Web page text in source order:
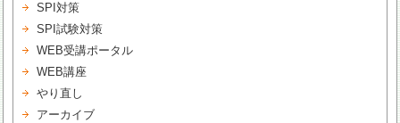
SPI対策
SPI試験対策
WEB受講ポータル
WEB講座
やり直し
アーカイブ